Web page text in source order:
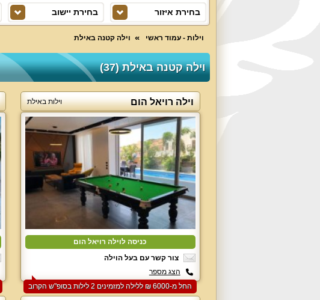
בחירת איזור בחירת יישוב
וילות - עמוד ראשי וילה קטנה באילת
וילה קטנה באילת (37)
וילה רויאל הום וילות באילת
כניסה לוילה רויאל הום
צור קשר עם בעל הוילה
הצג מספר
החל מ-‏6000 ₪ ללילה למזמינים 2 לילות בסופ"ש הקרוב